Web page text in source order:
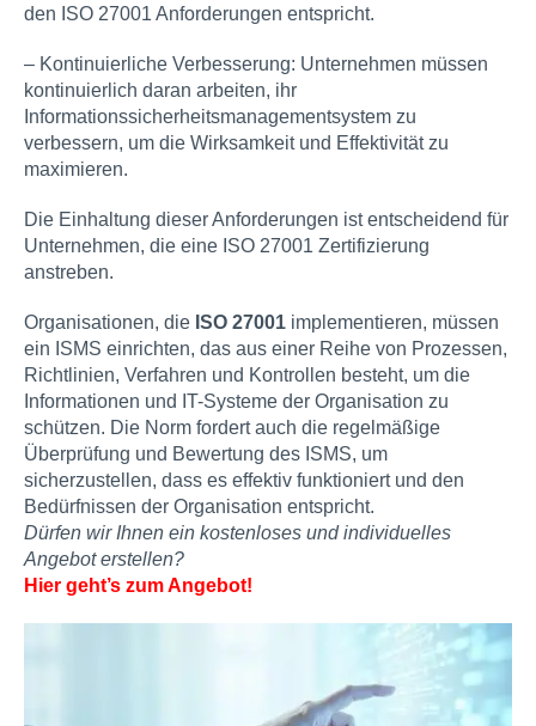
den ISO 27001 Anforderungen entspricht.
– Kontinuierliche Verbesserung: Unternehmen müssen
kontinuierlich daran arbeiten, ihr
Informationssicherheitsmanagementsystem zu
verbessern, um die Wirksamkeit und Effektivität zu
maximieren.
Die Einhaltung dieser Anforderungen ist entscheidend für
Unternehmen, die eine ISO 27001 Zertifizierung
anstreben.
Organisationen, die ISO 27001implementieren, müssen
ein ISMS einrichten, das aus einer Reihe von Prozessen,
Richtlinien, Verfahren und Kontrollen besteht, um die
Informationen und IT-Systeme der Organisation zu
schützen. Die Norm fordert auch die regelmäßige
Überprüfung und Bewertung des ISMS, um
sicherzustellen, dass es effektiv funktioniert und den
Bedürfnissen der Organisation entspricht.
Dürfen wir Ihnen ein kostenloses und individuelles
Angebot erstellen?
Hier geht’s zum Angebot!